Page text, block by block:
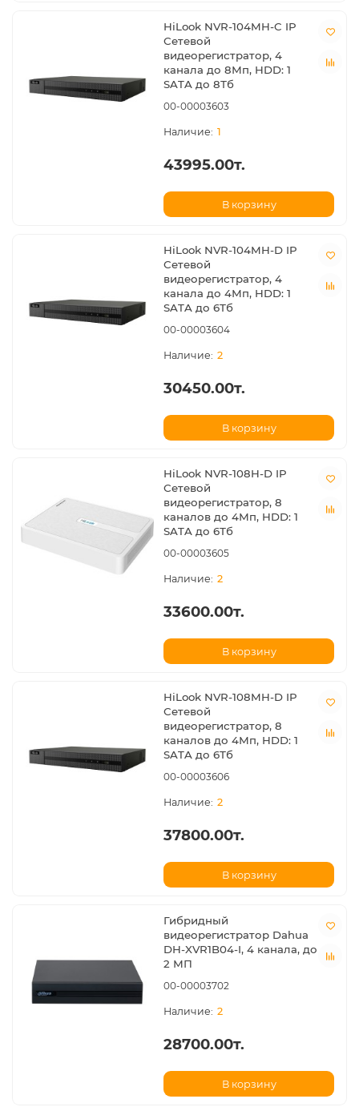
HiLook NVR-104MH-C IP
Сетевой
видеорегистратор, 4
канала до 8Мп, HDD: 1
SATA до 8Тб
00-00003603
1
43995.00т.
В корзину
HiLook NVR-104MH-D IP
Сетевой
видеорегистратор, 4
канала до 4Мп, HDD: 1
SATA до 6Тб
00-00003604
2
30450.00т.
В корзину
HiLook NVR-108H-D IP
Сетевой
видеорегистратор, 8
каналов до 4Мп, HDD: 1
SATA до 6Тб
00-00003605
2
33600.00т.
В корзину
HiLook NVR-108MH-D IP
Сетевой
видеорегистратор, 8
каналов до 4Мп, HDD: 1
SATA до 6Тб
00-00003606
2
37800.00т.
В корзину
Гибридный
видеорегистратор Dahua
DH-XVR1B04-I, 4 канала, до
2 МП
00-00003702
2
28700.00т.
В корзину